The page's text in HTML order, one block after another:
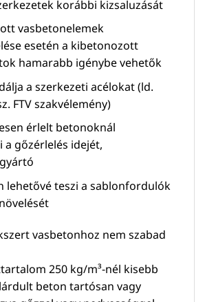
korábbi kizsaluzását
vasbetonelemek
esetén a kibetonozott
hamarabb igénybe vehetők
a szerkezeti acélokat (ld.
FTV szakvélemény)
érlelt betonoknál
gőzérlelés idejét,
lehetővé teszi a sablonfordulók
vasbetonhoz nem szabad
250 kg/m³-nél kisebb
beton tartósan vagy